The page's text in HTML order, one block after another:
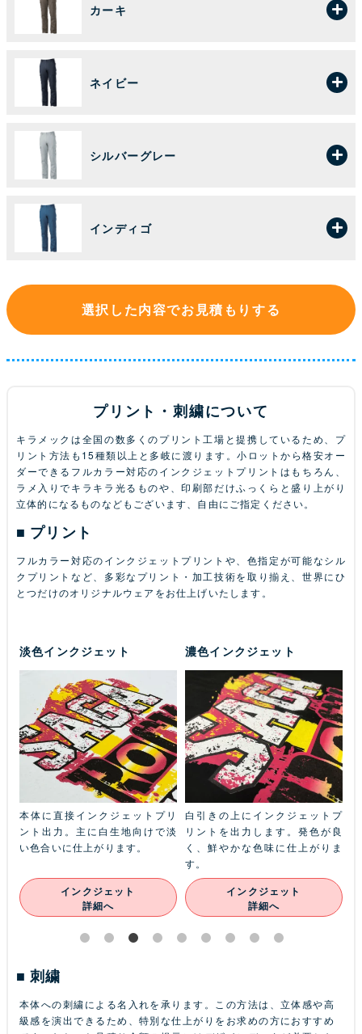
カーキ
ネイビー
シルバーグレー
インディゴ
選択した内容でお見積もりする
プリント・刺繍について
キラメックは全国の数多くのプリント工場と提携しているため、プ
リント方法も15種類以上と多岐に渡ります。小ロットから格安オー
ダーできるフルカラー対応のインクジェットプリントはもちろん、
ラメ入りでキラキラ光るものや、印刷部だけふっくらと盛り上がり
立体的になるものなどもございます、自由にご指定ください。
プリント
フルカラー対応のインクジェットプリントや、色指定が可能なシル
クプリントなど、多彩なプリント・加工技術を取り揃え、世界にひ
とつだけのオリジナルウェアをお仕上げいたします。
淡色インクジェット
本体に直接インクジェットプリ
ント出力。主に白生地向けで淡
い色合いに仕上がります。
インクジェット
詳細へ
濃色インクジェット
白引きの上にインクジェットプ
リントを出力します。発色が良
く、鮮やかな色味に仕上がりま
す。
インクジェット
詳細へ
刺繍
本体への刺繍による名入れを承ります。この方法は、立体感や高
級感を演出できるため、特別な仕上がりをお求めの方におすすめ